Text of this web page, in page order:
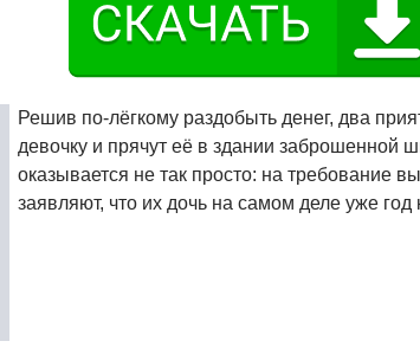
Решив по-лёгкому раздобыть денег, два
девочку и прячут её в здании заброшенной
оказывается не так просто: на требование
заявляют, что их дочь на самом деле уже год